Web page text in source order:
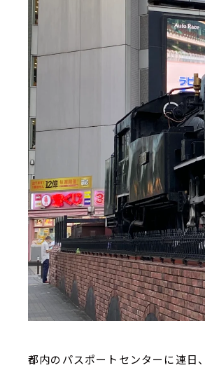
都内のパスポートセンターに連日